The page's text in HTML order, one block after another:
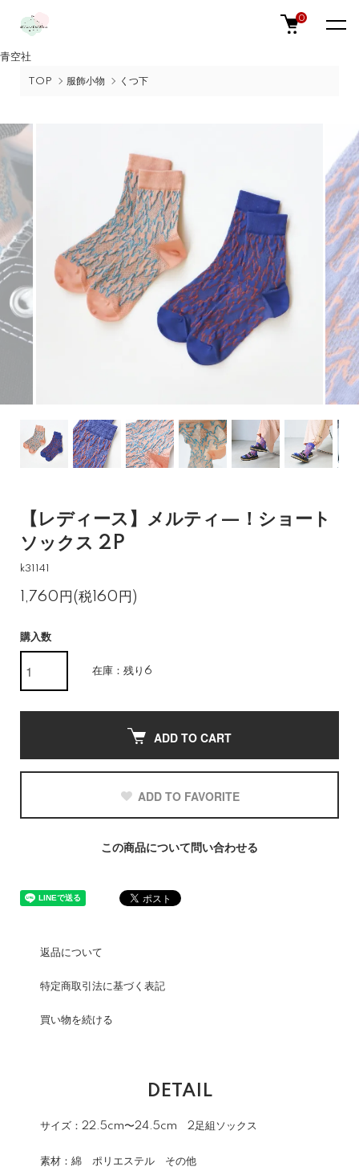
青空社
0
TOP 服飾小物 くつ下
【レディース】メルティ—！ショート
ソックス 2P
k31141
1,760円(税160円)
購入数
在庫：残り6
ADD TO CART
ADD TO FAVORITE
この商品について問い合わせる
返品について
特定商取引法に基づく表記
買い物を続ける
DETAIL
サイズ：22.5cm〜24.5cm 2足組ソックス
素材：綿 ポリエステル その他